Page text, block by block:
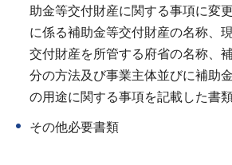
助金等交付財産に関する事項に変
に係る補助金等交付財産の名称、
交付財産を所管する府省の名称、
分の方法及び事業主体並びに補助
の用途に関する事項を記載した書
その他必要書類